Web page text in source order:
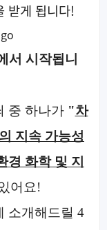
받게 됩니다!
서 시작됩니
중 하나가 "차
지속 가능성
경 화학 및 지
어요!
소개해드릴 4